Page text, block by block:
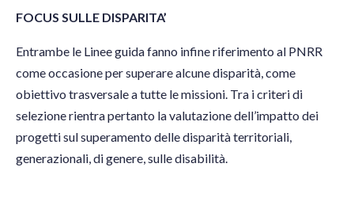
FOCUS SULLE DISPARITA’
Entrambe le Linee guida fanno infine riferimento al PNRR
come occasione per superare alcune disparità, come
obiettivo trasversale a tutte le missioni. Tra i criteri di
selezione rientra pertanto la valutazione dell’impatto dei
progetti sul superamento delle disparità territoriali,
generazionali, di genere, sulle disabilità.